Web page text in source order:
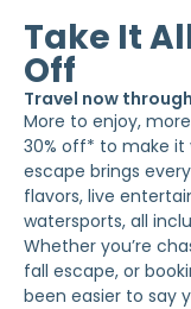
Take It
Off
Travel now
More to enjoy,
30% off* to make it
escape brings
flavors, live
watersports, all
Whether you’re
fall escape, or
been easier to say